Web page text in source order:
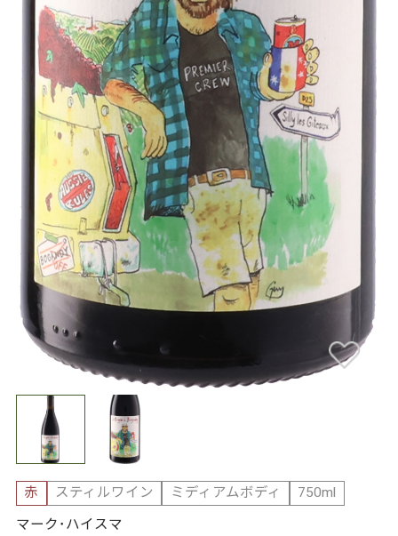
赤 スティルワイン ミディアムボディ
750ml
マーク･ハイスマ